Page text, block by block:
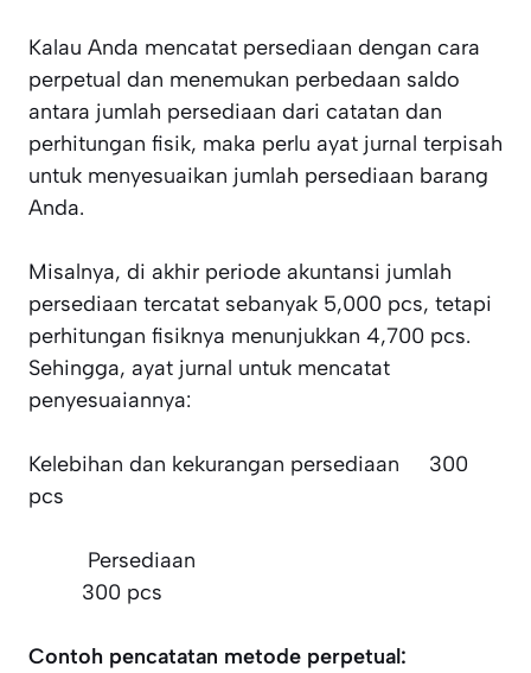
Kalau Anda mencatat persediaan dengan cara
perpetual dan menemukan perbedaan saldo
antara jumlah persediaan dari catatan dan
perhitungan fisik, maka perlu ayat jurnal terpisah
untuk menyesuaikan jumlah persediaan barang
Anda.
Misalnya, di akhir periode akuntansi jumlah
persediaan tercatat sebanyak 5,000 pcs, tetapi
perhitungan fisiknya menunjukkan 4,700 pcs.
Sehingga, ayat jurnal untuk mencatat
penyesuaiannya:
Kelebihan dan kekurangan persediaan 300
pcs
Persediaan
300 pcs
Contoh pencatatan metode perpetual: